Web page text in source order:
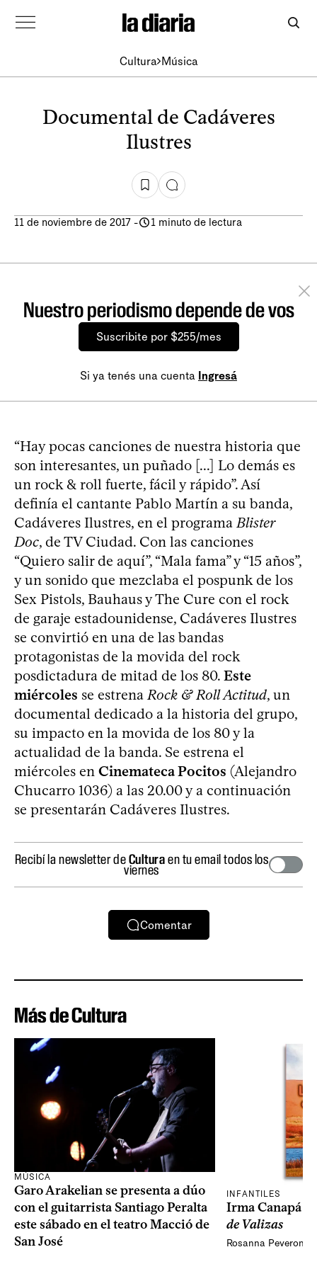
Cultura Música
Documental de Cadáveres
Ilustres
11 de noviembre de 2017 - 1 minuto de lectura
Nuestro periodismo depende de vos
Suscribite por $255/mes
Si ya tenés una cuenta Ingresá
“Hay pocas canciones de nuestra historia que
son interesantes, un puñado [...] Lo demás es
un rock & roll fuerte, fácil y rápido”. Así
definía el cantante Pablo Martín a su banda,
Cadáveres Ilustres, en el programaBlister
Doc, de TV Ciudad. Con las canciones
“Quiero salir de aquí”, “Mala fama” y “15 años”,
y un sonido que mezclaba el pospunk de los
Sex Pistols, Bauhaus y The Cure con el rock
de garaje estadounidense, Cadáveres Ilustres
se convirtió en una de las bandas
protagonistas de la movida del rock
posdictadura de mitad de los 80. Este
miércoles se estrenaRock & Roll Actitud, un
documental dedicado a la historia del grupo,
su impacto en la movida de los 80 y la
actualidad de la banda. Se estrena el
miércoles en Cinemateca Pocitos (Alejandro
Chucarro 1036) a las 20.00 y a continuación
se presentarán Cadáveres Ilustres.
Recibí la newsletter deCulturaen tu email todos los
viernes
Comentar
Más de Cultura
MÚSICA
Garo Arakelian se presenta a dúo
con el guitarrista Santiago Peralta
este sábado en el teatro Macció de
San José
INFANTILES
Irma Canapá
de Valizas
Rosanna Peveroni